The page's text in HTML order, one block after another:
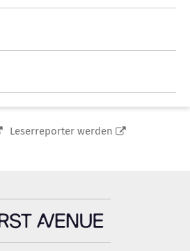
Leserreporter werden